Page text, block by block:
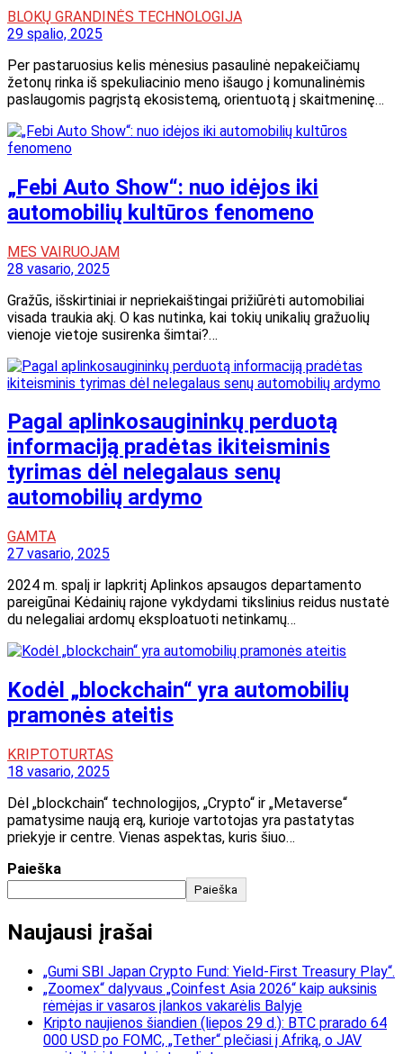
BLOKŲ GRANDINĖS TECHNOLOGIJA
29 spalio, 2025
Per pastaruosius kelis mėnesius pasaulinė nepakeičiamų
žetonų rinka iš spekuliacinio meno išaugo į komunalinėmis
paslaugomis pagrįstą ekosistemą, orientuotą į skaitmeninę…
„Febi Auto Show“: nuo idėjos iki
automobilių kultūros fenomeno
MES VAIRUOJAM
28 vasario, 2025
Gražūs, išskirtiniai ir nepriekaištingai prižiūrėti automobiliai
visada traukia akį. O kas nutinka, kai tokių unikalių gražuolių
vienoje vietoje susirenka šimtai?…
Pagal aplinkosaugininkų perduotą
informaciją pradėtas ikiteisminis
tyrimas dėl nelegalaus senų
automobilių ardymo
GAMTA
27 vasario, 2025
2024 m. spalį ir lapkritį Aplinkos apsaugos departamento
pareigūnai Kėdainių rajone vykdydami tikslinius reidus nustatė
du nelegaliai ardomų eksploatuoti netinkamų…
Kodėl „blockchain“ yra automobilių
pramonės ateitis
KRIPTOTURTAS
18 vasario, 2025
Dėl „blockchain“ technologijos, „Crypto“ ir „Metaverse“
pamatysime naują erą, kurioje vartotojas yra pastatytas
priekyje ir centre. Vienas aspektas, kuris šiuo…
Paieška
Paieška
Naujausi įrašai
„Gumi SBI Japan Crypto Fund: Yield-First Treasury Play“.
„Zoomex“ dalyvaus „Coinfest Asia 2026“ kaip auksinis
rėmėjas ir vasaros įlankos vakarėlis Balyje
Kripto naujienos šiandien (liepos 29 d.): BTC prarado 64
000 USD po FOMC, „Tether“ plečiasi į Afriką, o JAV